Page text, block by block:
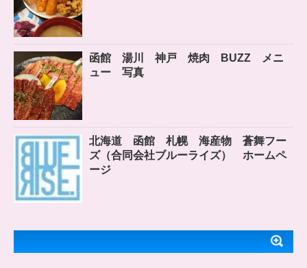
函館 湯川 神戸 焼肉 BUZZ メニ
ュー 写真
北海道 函館 札幌 海産物 蒼舞フー
ズ（合同会社ブルーライズ） ホームペ
ージ